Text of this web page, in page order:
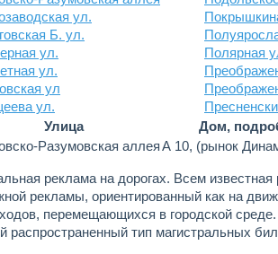
ул.
Б. ул.
ул.
ул.
ул
ул.
Полярная
Улица
Дом,
Разумовская аллеяА 10, (рынок
реклама на дорогах. Всем
рекламы, ориентированный как на
перемещающихся в городской
распространенный тип магистральных